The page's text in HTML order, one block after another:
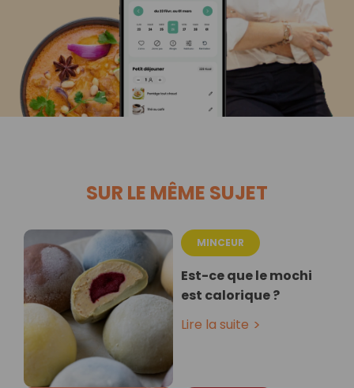
SUR LE MÊME SUJET
MINCEUR
Est-ce que le mochi
est calorique ?
Lire la suite